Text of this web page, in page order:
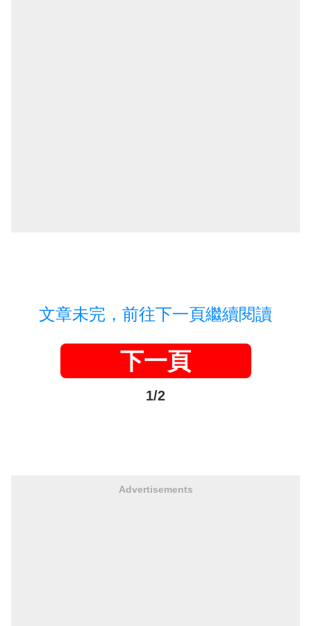
文章未完，前往下一頁繼續閱讀
下一頁
1/2
Advertisements